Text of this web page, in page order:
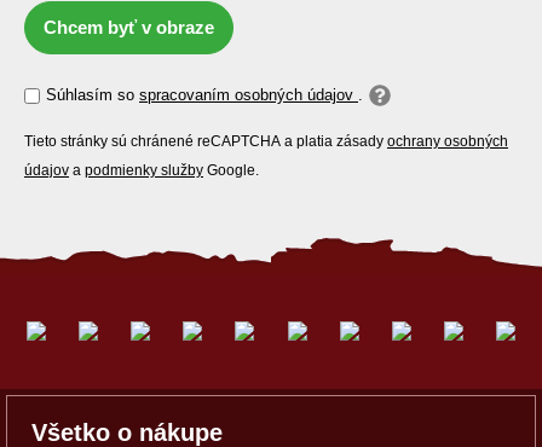
Chcem byť v obraze
Súhlasím so spracovaním osobných údajov .
Tieto stránky sú chránené reCAPTCHA a platia zásady ochrany osobných
údajov a podmienky služby Google.
Všetko o nákupe